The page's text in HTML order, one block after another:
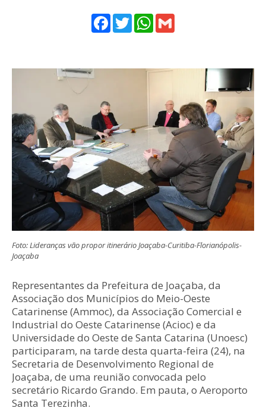
Facebook
TwitterWhatsApp
Foto: Lideranças vão propor itinerário Joaçaba-Curitiba-Florianópolis-
Joaçaba
Representantes da Prefeitura de Joaçaba, da
Associação dos Municípios do Meio-Oeste
Catarinense (Ammoc), da Associação Comercial e
Industrial do Oeste Catarinense (Acioc) e da
Universidade do Oeste de Santa Catarina (Unoesc)
participaram, na tarde desta quarta-feira (24), na
Secretaria de Desenvolvimento Regional de
Joaçaba, de uma reunião convocada pelo
secretário Ricardo Grando. Em pauta, o Aeroporto
Santa Terezinha.